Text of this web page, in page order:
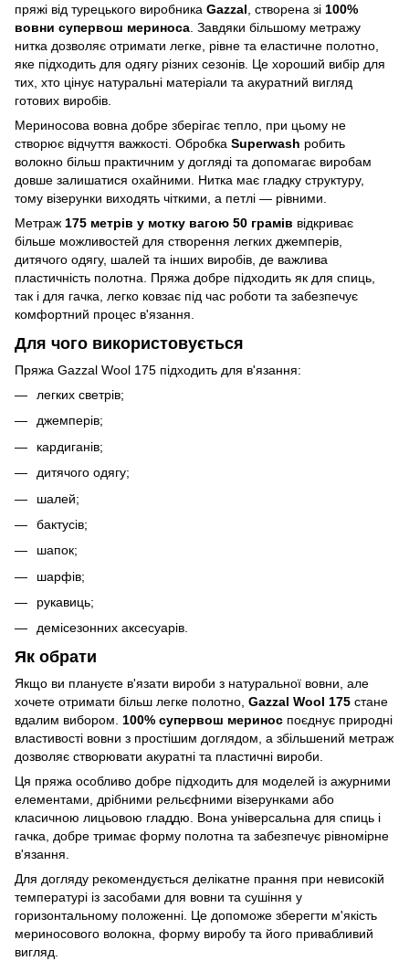
пряжі від турецького виробника Gazzal, створена зі 100%
вовни супервош мериноса. Завдяки більшому метражу
нитка дозволяє отримати легке, рівне та еластичне полотно,
яке підходить для одягу різних сезонів. Це хороший вибір для
тих, хто цінує натуральні матеріали та акуратний вигляд
готових виробів.
Мериносова вовна добре зберігає тепло, при цьому не
створює відчуття важкості. Обробка Superwash робить
волокно більш практичним у догляді та допомагає виробам
довше залишатися охайними. Нитка має гладку структуру,
тому візерунки виходять чіткими, а петлі — рівними.
Метраж 175 метрів у мотку вагою 50 грамів відкриває
більше можливостей для створення легких джемперів,
дитячого одягу, шалей та інших виробів, де важлива
пластичність полотна. Пряжа добре підходить як для спиць,
так і для гачка, легко ковзає під час роботи та забезпечує
комфортний процес в'язання.
Для чого використовується
Пряжа Gazzal Wool 175 підходить для в'язання:
легких светрів;
джемперів;
кардиганів;
дитячого одягу;
шалей;
бактусів;
шапок;
шарфів;
рукавиць;
демісезонних аксесуарів.
Як обрати
Якщо ви плануєте в'язати вироби з натуральної вовни, але
хочете отримати більш легке полотно, Gazzal Wool 175 стане
вдалим вибором. 100% супервош меринос поєднує природні
властивості вовни з простішим доглядом, а збільшений метраж
дозволяє створювати акуратні та пластичні вироби.
Ця пряжа особливо добре підходить для моделей із ажурними
елементами, дрібними рельєфними візерунками або
класичною лицьовою гладдю. Вона універсальна для спиць і
гачка, добре тримає форму полотна та забезпечує рівномірне
в'язання.
Для догляду рекомендується делікатне прання при невисокій
температурі із засобами для вовни та сушіння у
горизонтальному положенні. Це допоможе зберегти м'якість
мериносового волокна, форму виробу та його привабливий
вигляд.